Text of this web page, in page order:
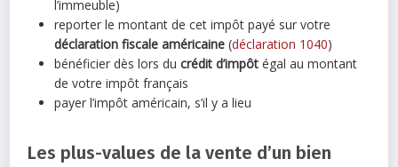
l’immeuble)
reporter le montant de cet impôt payé sur votre
déclaration fiscale américaine (déclaration 1040)
bénéficier dès lors ducrédit d’impôt égal au montant
de votre impôt français
payer l’impôt américain, s’il y a lieu
Les plus-values de la vente d’un bien